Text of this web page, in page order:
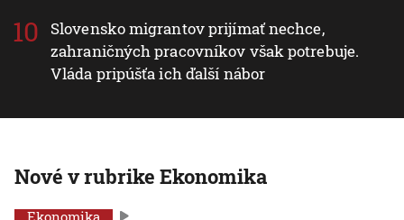
Slovensko migrantov prijímať nechce,
zahraničných pracovníkov však potrebuje.
Vláda pripúšťa ich ďalší nábor
Nové v rubrike Ekonomika
Ekonomika